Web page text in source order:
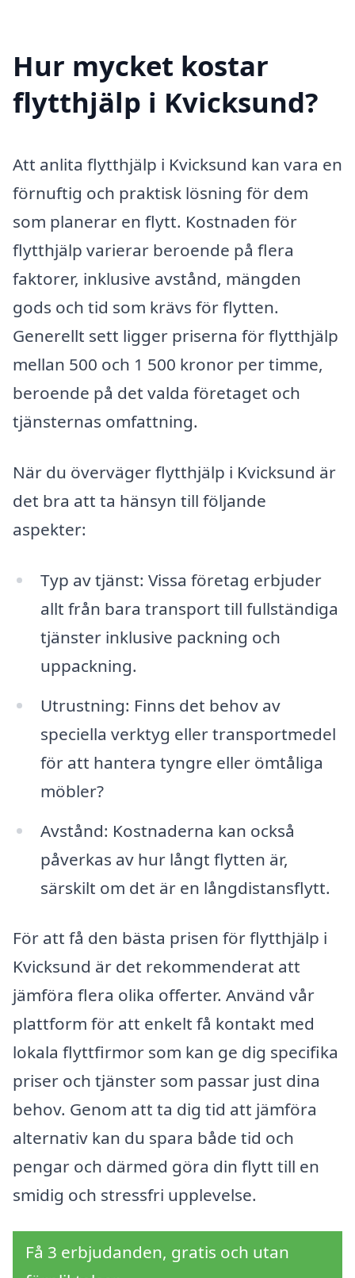
Hur mycket kostar
flytthjälp i Kvicksund?
Att anlita flytthjälp i Kvicksund kan vara en
förnuftig och praktisk lösning för dem
som planerar en flytt. Kostnaden för
flytthjälp varierar beroende på flera
faktorer, inklusive avstånd, mängden
gods och tid som krävs för flytten.
Generellt sett ligger priserna för flytthjälp
mellan 500 och 1 500 kronor per timme,
beroende på det valda företaget och
tjänsternas omfattning.
När du överväger flytthjälp i Kvicksund är
det bra att ta hänsyn till följande
aspekter:
Typ av tjänst: Vissa företag erbjuder
allt från bara transport till fullständiga
tjänster inklusive packning och
uppackning.
Utrustning: Finns det behov av
speciella verktyg eller transportmedel
för att hantera tyngre eller ömtåliga
möbler?
Avstånd: Kostnaderna kan också
påverkas av hur långt flytten är,
särskilt om det är en långdistansflytt.
För att få den bästa prisen för flytthjälp i
Kvicksund är det rekommenderat att
jämföra flera olika offerter. Använd vår
plattform för att enkelt få kontakt med
lokala flyttfirmor som kan ge dig specifika
priser och tjänster som passar just dina
behov. Genom att ta dig tid att jämföra
alternativ kan du spara både tid och
pengar och därmed göra din flytt till en
smidig och stressfri upplevelse.
Få 3 erbjudanden, gratis och utan